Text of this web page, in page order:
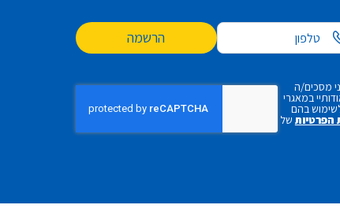
הרשמה
מסכים/ה
במאגרי
בהם
הפרטיות של